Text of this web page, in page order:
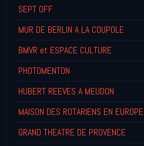
SEPT OFF
MUR DE BERLIN A LA COUPOLE
BMVR et ESPACE CULTURE
PHOTOMENTON
HUBERT REEVES A MEUDON
MAISON DES ROTARIENS EN EUROPE
GRAND THEATRE DE PROVENCE